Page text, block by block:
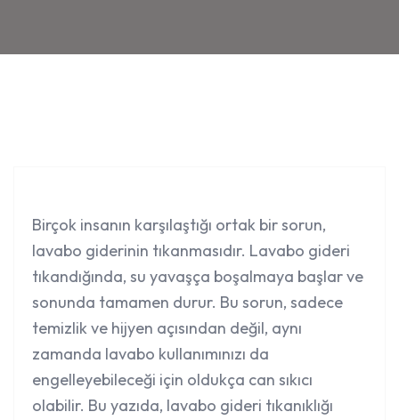
Birçok insanın karşılaştığı ortak bir sorun,
lavabo giderinin tıkanmasıdır. Lavabo gideri
tıkandığında, su yavaşça boşalmaya başlar ve
sonunda tamamen durur. Bu sorun, sadece
temizlik ve hijyen açısından değil, aynı
zamanda lavabo kullanımınızı da
engelleyebileceği için oldukça can sıkıcı
olabilir. Bu yazıda, lavabo gideri tıkanıklığı